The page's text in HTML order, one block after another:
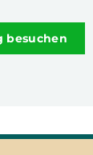
besuchen